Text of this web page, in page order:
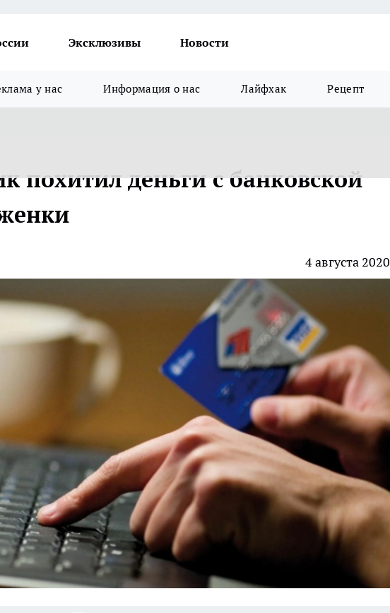
Эксклюзивы Новости
у нас Информация о нас Лайфхак Рецепт
похитил деньги с банковской
4 августа 2020